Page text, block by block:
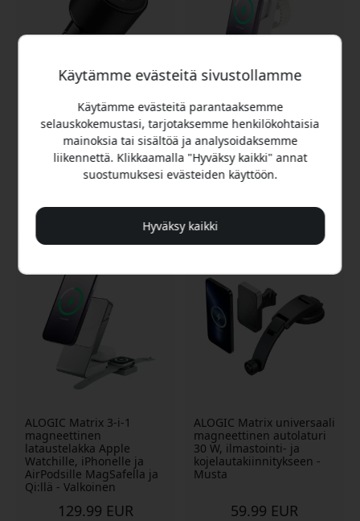
ALOGIC Rapid Power 100
W autolaturi USB-C:llä,
USB-A:lla ja 1 m:n USB-C-
latauskaapelilla 12–24 V:n
auton pistorasioihin -
Alogic Matrix ULTIMATE 3-
in-1 langaton laturi
MagSafe-
varavirtalähteellä ja 30
W:n USB-C-laturilla
iPhonelle ja Apple
ALOGIC Matrix 3-i-1
magneettinen
lataustelakka Apple
Watchille, iPhonelle ja
AirPodsille MagSafella ja
Qi:llä - Valkoinen
129.99 EUR
ALOGIC Matrix universaali
magneettinen autolaturi
30 W, ilmastointi- ja
kojelautakiinnitykseen -
Musta
59.99 EUR
Käytämme evästeitä sivustollamme
Käytämme evästeitä parantaaksemme
selauskokemustasi, tarjotaksemme henkilökohtaisia
mainoksia tai sisältöä ja analysoidaksemme
liikennettä. Klikkaamalla "Hyväksy kaikki" annat
suostumuksesi evästeiden käyttöön.
Hyväksy kaikki